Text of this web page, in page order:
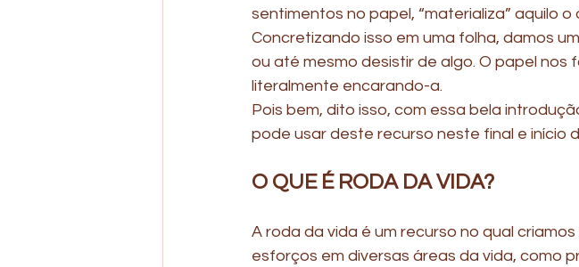
sentimentos no papel, “materializa” aquilo
Concretizando isso em uma folha, damos
ou até mesmo desistir de algo. O papel
literalmente encarando-a.
Pois bem, dito isso, com essa bela
pode usar deste recurso neste final e início
O QUE É RODA DA VIDA?
A roda da vida é um recurso no qual
esforços em diversas áreas da vida, como